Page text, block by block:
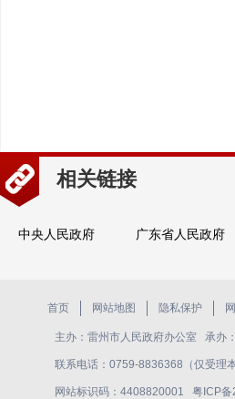
相关链接
中央人民政府 广东省人民政府
首页 网站地图 隐私保护
主办：雷州市人民政府办公室 承办
联系电话：0759-8836368（仅受理
网站标识码：4408820001 粤ICP